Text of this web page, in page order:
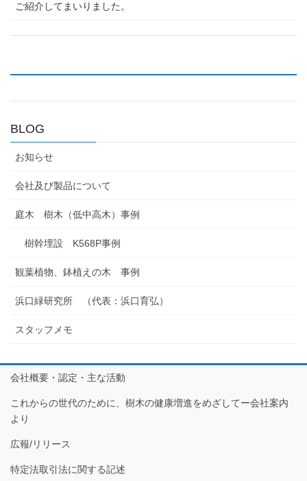
ご紹介してまいりました。
BLOG
お知らせ
会社及び製品について
庭木 樹木（低中高木）事例
樹幹埋設 K568P事例
観葉植物、鉢植えの木 事例
浜口緑研究所 （代表：浜口育弘）
スタッフメモ
会社概要・認定・主な活動
これからの世代のために、樹木の健康増進をめざしてー会社案内
より
広報/リリース
特定法取引法に関する記述